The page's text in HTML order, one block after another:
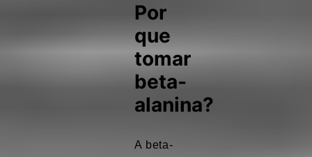
Por
que
tomar
beta-
alanina?
A beta-